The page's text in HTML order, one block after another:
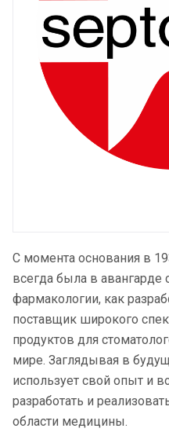
С момента основания в
всегда была в авангарде
фармакологии, как
поставщик широкого
продуктов для
мире. Заглядывая в
использует свой опыт и
разработать и
области медицины.